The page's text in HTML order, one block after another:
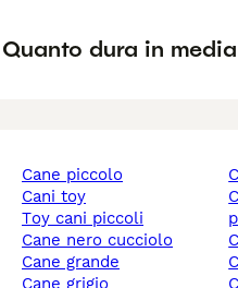
Quanto dura in
cane piccolo
cani toy
toy cani piccoli
cane nero cucciolo
cane grande
cani pelo corto taglia